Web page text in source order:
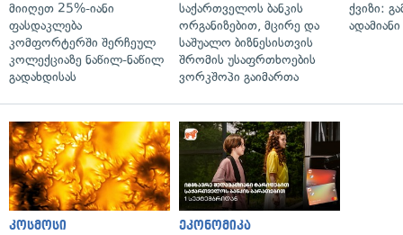
მიიღეთ 25%-იანი
ფასდაკლება
კომფორტერში შერჩეულ
კოლექციაზე ნაწილ-ნაწილ
გადახდისას
საქართველოს ბანკის
ორგანიზებით, მცირე და
საშუალო ბიზნესისთვის
შრომის უსაფრთხოების
ვორკშოპი გაიმართა
ქვიზი:
კოსმოსი ეკონომიკა